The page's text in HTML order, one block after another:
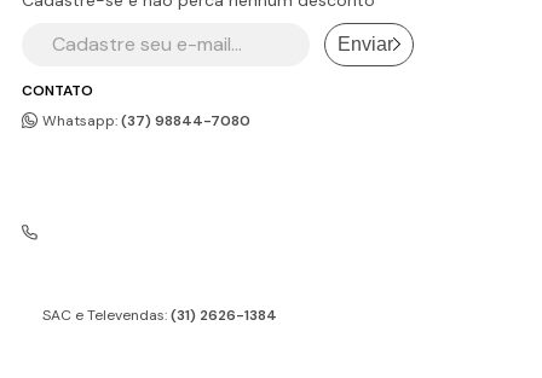
CONTATO
Whatsapp:(37) 98844-7080
SAC e Televendas:(31) 2626-1384
Enviar